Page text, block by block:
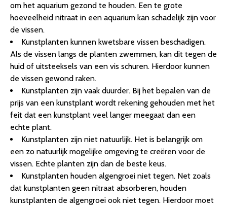
om het aquarium gezond te houden. Een te grote
hoeveelheid nitraat in een aquarium kan schadelijk zijn voor
de vissen.
Kunstplanten kunnen kwetsbare vissen beschadigen.
Als de vissen langs de planten zwemmen, kan dit tegen de
huid of uitsteeksels van een vis schuren. Hierdoor kunnen
de vissen gewond raken.
Kunstplanten zijn vaak duurder. Bij het bepalen van de
prijs van een kunstplant wordt rekening gehouden met het
feit dat een kunstplant veel langer meegaat dan een
echte plant.
Kunstplanten zijn niet natuurlijk. Het is belangrijk om
een zo natuurlijk mogelijke omgeving te creëren voor de
vissen. Echte planten zijn dan de beste keus.
Kunstplanten houden algengroei niet tegen. Net zoals
dat kunstplanten geen nitraat absorberen, houden
kunstplanten de algengroei ook niet tegen. Hierdoor moet